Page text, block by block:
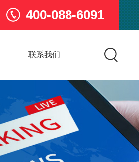
400-088-6091
联系我们